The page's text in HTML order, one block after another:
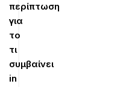
περίπτωση
για
το
τι
συμβαίνει
in